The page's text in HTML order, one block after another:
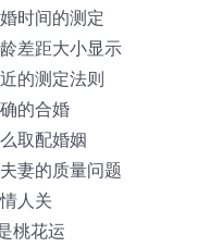
时间的测定
差距大小显示
的测定法则
的合婚
取配婚姻
妻的质量问题
人关
桃花运